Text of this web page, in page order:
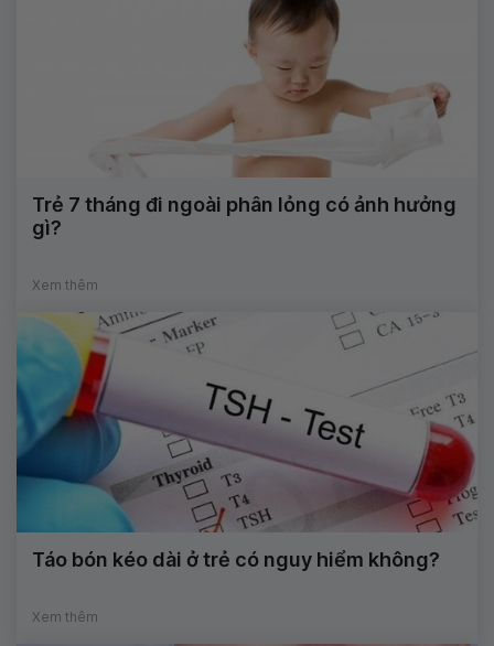
Trẻ 7 tháng đi ngoài phân lỏng có ảnh hưởng
gì?
Xem thêm
Táo bón kéo dài ở trẻ có nguy hiểm không?
Xem thêm